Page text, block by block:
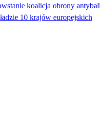
koalicja obrony
10 krajów europejskich